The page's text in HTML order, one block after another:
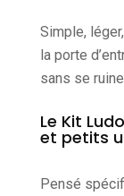
Simple,
la porte
sans se
Le Kit
et petits
Pensé